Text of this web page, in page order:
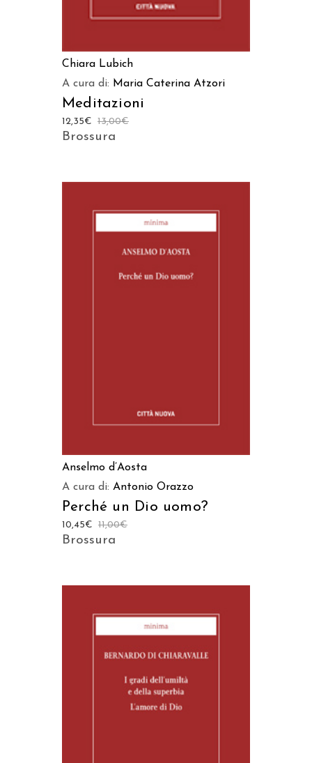
Chiara Lubich
A cura di: Maria Caterina Atzori
Meditazioni
13,00€
12,35€
Brossura
Anselmo d’Aosta
A cura di: Antonio Orazzo
Perché un Dio uomo?
11,00€
10,45€
Brossura